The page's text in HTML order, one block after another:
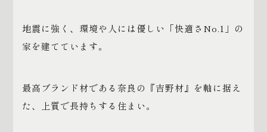
地震に強く、環境や人には優しい「快適さNo.1」の
家を建てています。
最高ブランド材である奈良の『吉野材』を軸に据え
た、上質で長持ちする住まい。